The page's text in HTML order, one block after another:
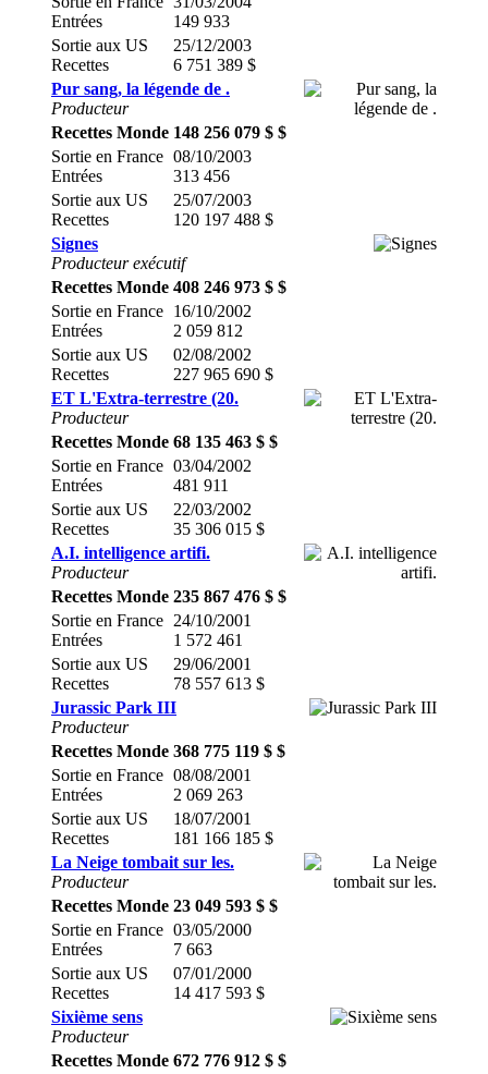
Entrées
149 933
Sortie aux US
Recettes
25/12/2003
6 751 389 $
Pur sang, la légende de .
Producteur
Recettes Monde 148 256 079 $ $
Sortie en France
Entrées
08/10/2003
313 456
Sortie aux US
Recettes
25/07/2003
120 197 488 $
Signes
Producteur exécutif
Recettes Monde 408 246 973 $ $
Sortie en France
Entrées
16/10/2002
2 059 812
Sortie aux US
Recettes
02/08/2002
227 965 690 $
ET L'Extra-terrestre (20.
Producteur
Recettes Monde 68 135 463 $ $
Sortie en France
Entrées
03/04/2002
481 911
Sortie aux US
Recettes
22/03/2002
35 306 015 $
A.I. intelligence artifi.
Producteur
Recettes Monde 235 867 476 $ $
Sortie en France
Entrées
24/10/2001
1 572 461
Sortie aux US
Recettes
29/06/2001
78 557 613 $
Jurassic Park III
Producteur
Recettes Monde 368 775 119 $ $
Sortie en France
Entrées
08/08/2001
2 069 263
Sortie aux US
Recettes
18/07/2001
181 166 185 $
La Neige tombait sur les.
Producteur
Recettes Monde 23 049 593 $ $
Sortie en France
Entrées
03/05/2000
7 663
Sortie aux US
Recettes
07/01/2000
14 417 593 $
Sixième sens
Producteur
Recettes Monde 672 776 912 $ $